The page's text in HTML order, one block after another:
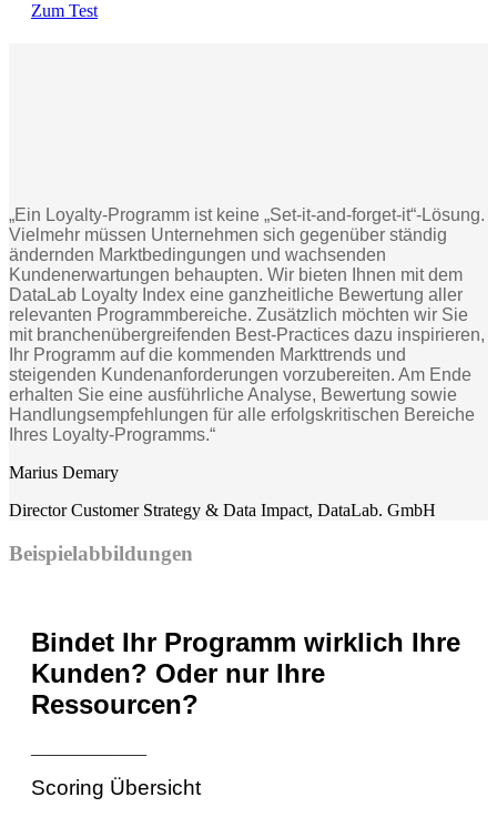
Zum Test
„Ein Loyalty-Programm ist keine „Set-it-and-forget-it“-Lösung.
Vielmehr müssen Unternehmen sich gegenüber ständig
ändernden Marktbedingungen und wachsenden
Kundenerwartungen behaupten. Wir bieten Ihnen mit dem
DataLab Loyalty Index eine ganzheitliche Bewertung aller
relevanten Programmbereiche. Zusätzlich möchten wir Sie
mit branchenübergreifenden Best-Practices dazu inspirieren,
Ihr Programm auf die kommenden Markttrends und
steigenden Kundenanforderungen vorzubereiten. Am Ende
erhalten Sie eine ausführliche Analyse, Bewertung sowie
Handlungsempfehlungen für alle erfolgskritischen Bereiche
Ihres Loyalty-Programms.“
Marius Demary
Director Customer Strategy & Data Impact, DataLab. GmbH
Beispielabbildungen
Bindet Ihr Programm wirklich Ihre
Kunden? Oder nur Ihre
Ressourcen?
Scoring Übersicht